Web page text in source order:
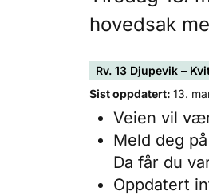
hovedsak
Rv. 13 Djupevik –
Sist oppdatert: 13.
Veien vil
Meld deg
Da får du
Oppdatert